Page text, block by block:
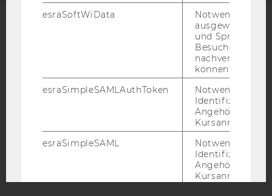
esraSoftWiData
Notwendig um
ausgewählte
und
Besuchers
nachverfolgen
können.
esraSimpleSAMLAuthToken
Notwendig zur
Identifizierung
Angehörige/r für
Kursanmeldung.
esraSimpleSAML
Notwendig zur
Identifizierung
Angehörige/r für
Kursanmeldung.